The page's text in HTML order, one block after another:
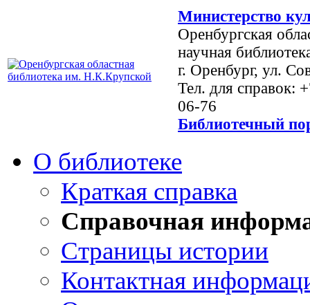
Министерство
Оренбургская
научная
г. Оренбург, ул.
Тел. для справок:
06-76
Библиотечный
О библиотеке
Краткая справка
Справочная
Страницы истории
Контактная